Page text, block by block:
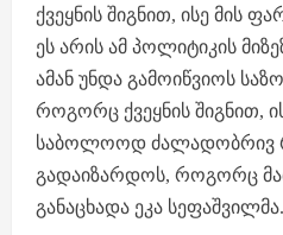
ქვეყნის შიგნით, ისე მის
ეს არის ამ პოლიტიკის
ამან უნდა გამოიწვიოს
როგორც ქვეყნის შიგნით,
საბოლოოდ ძალადობრივ
გადაიზარდოს, როგორც
განაცხადა ეკა სეფაშვილმა.